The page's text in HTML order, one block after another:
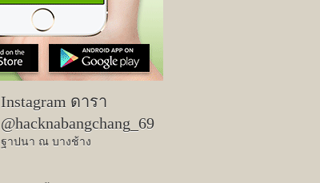
Instagram ดารา
@hacknabangchang_69
ฐาปนา ณ บางช้าง